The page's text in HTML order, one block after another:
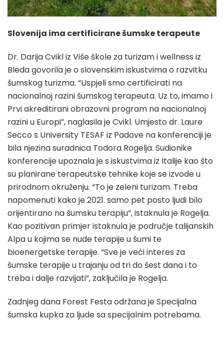
Slovenija ima certificirane šumske terapeute
Dr. Darija Cvikl iz Više škole za turizam i wellness iz
Bleda govorila je o slovenskim iskustvima o razvitku
šumskog turizma. “Uspjeli smo certificirati na
nacionalnoj razini šumskog terapeuta. Uz to, imamo i
Prvi akreditirani obrazovni program na nacionalnoj
razini u Europi”, naglasila je Cvikl. Umjesto dr. Laure
Secco s University TESAF iz Padove na konferenciji je
bila njezina suradnica Todora Rogelja. Sudionike
konferencije upoznala je s iskustvima iz Italije kao što
su planirane terapeutske tehnike koje se izvode u
prirodnom okruženju. “To je zeleni turizam. Treba
napomenuti kako je 2021. samo pet posto ljudi bilo
orijentirano na šumsku terapiju”, istaknula je Rogelja.
Kao pozitivan primjer istaknula je područje talijanskih
Alpa u kojima se nude terapije u šumi te
bioenergetske terapije. “Sve je veći interes za
šumske terapije u trajanju od tri do šest dana i to
treba i dalje razvijati”, zaključila je Rogelja.
Zadnjeg dana Forest Festa održana je Specijalna
šumska kupka za ljude sa specijalnim potrebama.